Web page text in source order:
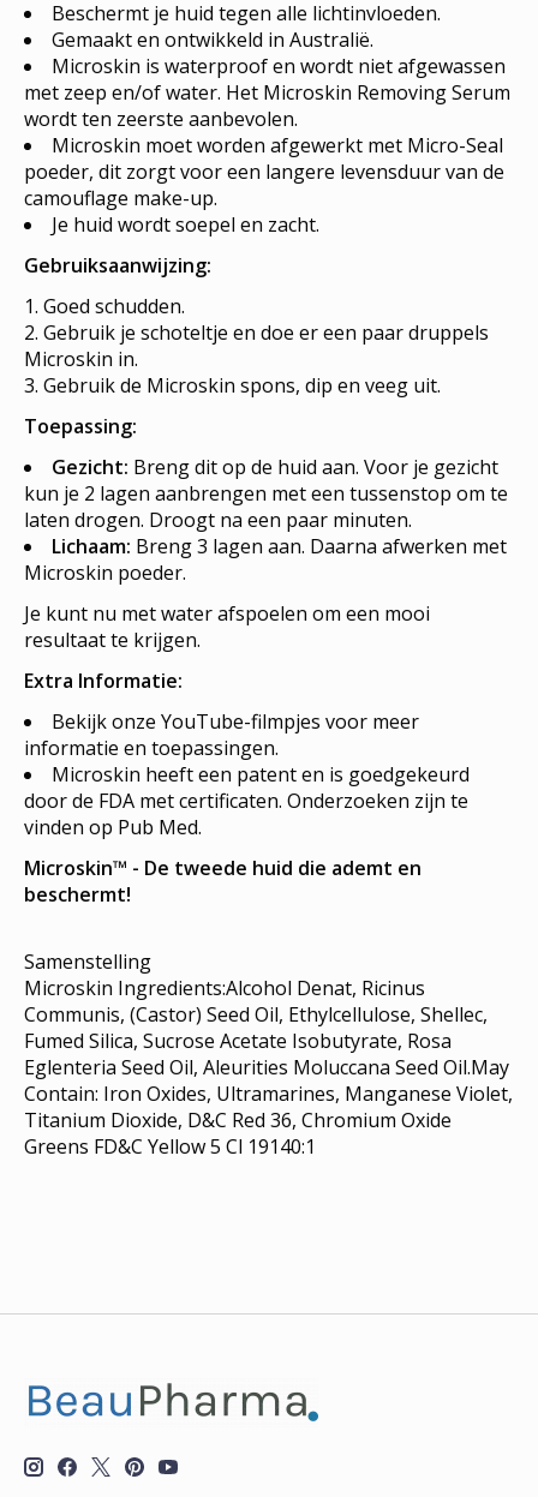
Beschermt je huid tegen alle lichtinvloeden.
Gemaakt en ontwikkeld in Australië.
Microskin is waterproof en wordt niet afgewassen
met zeep en/of water. Het Microskin Removing Serum
wordt ten zeerste aanbevolen.
Microskin moet worden afgewerkt met Micro-Seal
poeder, dit zorgt voor een langere levensduur van de
camouflage make-up.
Je huid wordt soepel en zacht.
Gebruiksaanwijzing:
Goed schudden.
Gebruik je schoteltje en doe er een paar druppels
Microskin in.
Gebruik de Microskin spons, dip en veeg uit.
Toepassing:
Gezicht: Breng dit op de huid aan. Voor je gezicht
kun je 2 lagen aanbrengen met een tussenstop om te
laten drogen. Droogt na een paar minuten.
Lichaam: Breng 3 lagen aan. Daarna afwerken met
Microskin poeder.
Je kunt nu met water afspoelen om een mooi
resultaat te krijgen.
Extra Informatie:
Bekijk onze YouTube-filmpjes voor meer
informatie en toepassingen.
Microskin heeft een patent en is goedgekeurd
door de FDA met certificaten. Onderzoeken zijn te
vinden op Pub Med.
Microskin™ - De tweede huid die ademt en
beschermt!
Samenstelling
Microskin Ingredients:Alcohol Denat, Ricinus
Communis, (Castor) Seed Oil, Ethylcellulose, Shellec,
Fumed Silica, Sucrose Acetate Isobutyrate, Rosa
Eglenteria Seed Oil, Aleurities Moluccana Seed Oil.May
Contain: Iron Oxides, Ultramarines, Manganese Violet,
Titanium Dioxide, D&C Red 36, Chromium Oxide
Greens FD&C Yellow 5 Cl 19140:1